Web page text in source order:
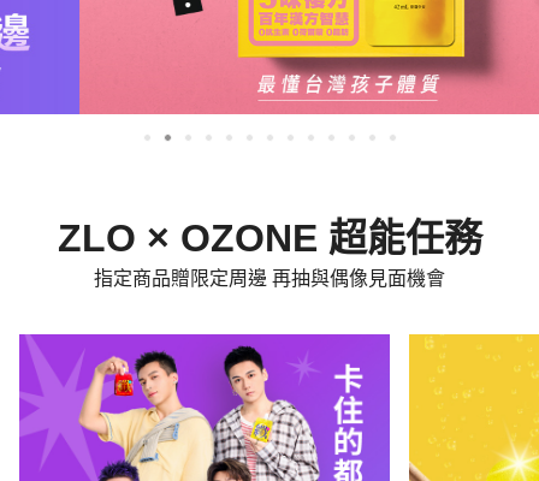
ZLO × OZONE 超能任務
指定商品贈限定周邊 再抽與偶像見面機會